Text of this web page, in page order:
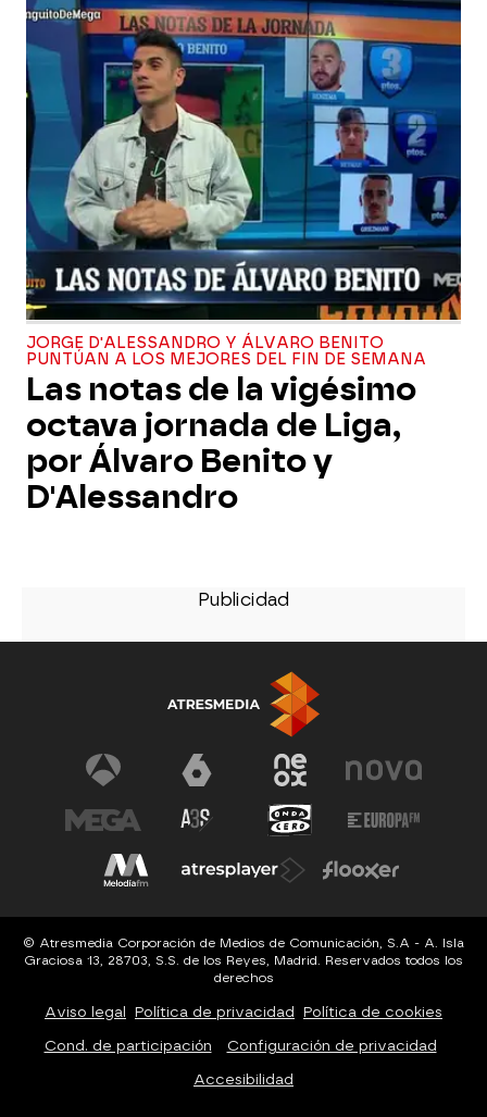
JORGE D'ALESSANDRO Y ÁLVARO BENITO
PUNTÚAN A LOS MEJORES DEL FIN DE SEMANA
Las notas de la vigésimo
octava jornada de Liga,
por Álvaro Benito y
D'Alessandro
© Atresmedia Corporación de Medios de Comunicación, S.A - A. Isla
Graciosa 13, 28703, S.S. de los Reyes, Madrid. Reservados todos los
derechos
Aviso legal Política de privacidad Política de cookies
Cond. de participación Configuración de privacidad
Accesibilidad